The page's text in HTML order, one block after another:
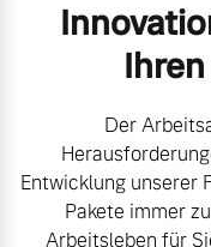
Der
Entwicklung unserer
Pakete immer
Arbeitsleben für